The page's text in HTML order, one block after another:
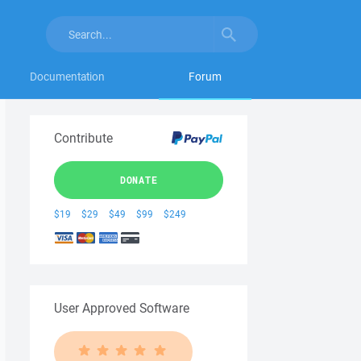
Documentation Forum
Contribute
DONATE
$19 $29 $49 $99 $249
User Approved Software